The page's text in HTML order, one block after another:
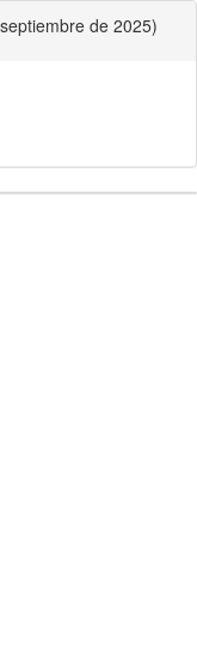
de 2025)